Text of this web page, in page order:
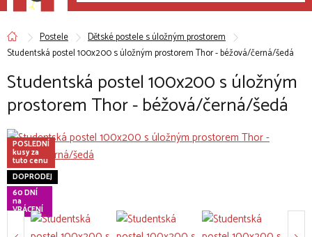
Postele
Dětské postele s úložným prostorem
Studentská postel 100x200 s úložným prostorem Thor - béžová/černá/šedá
Studentská postel 100x200 s úložným
prostorem Thor - béžová/černá/šedá
POSLEDNÍ
kusy za
tuto cenu
DOPRODEJ
60 DNÍ
na
VRÁCENÍ